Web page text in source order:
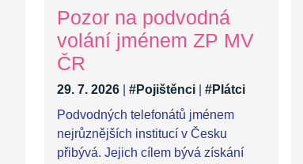
Pozor na podvodná
volání jménem ZP MV
ČR
29. 7. 2026 #Pojištěnci
#Plátci
Podvodných telefonátů jménem
nejrůznějších institucí v Česku
přibývá. Jejich cílem bývá získání